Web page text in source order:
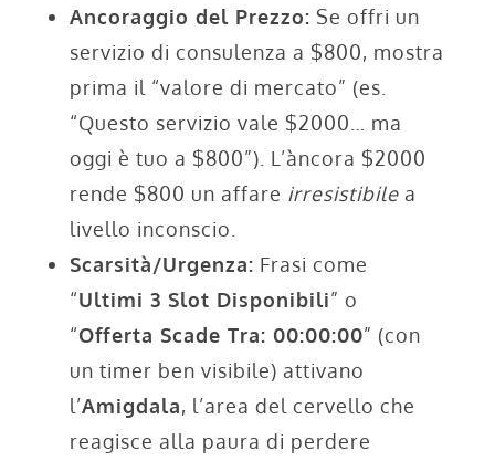
Ancoraggio del Prezzo: Se offri un
servizio di consulenza a $800, mostra
prima il “valore di mercato” (es.
“Questo servizio vale $2000… ma
oggi è tuo a $800”). L’àncora $2000
rende $800 un affare irresistibilea
livello inconscio.
Scarsità/Urgenza: Frasi come
“Ultimi 3 Slot Disponibili” o
“Offerta Scade Tra: 00:00:00” (con
un timer ben visibile) attivano
l’Amigdala, l’area del cervello che
reagisce alla paura di perdere